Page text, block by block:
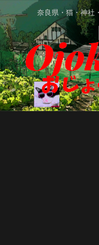
奈良県・猫・神社